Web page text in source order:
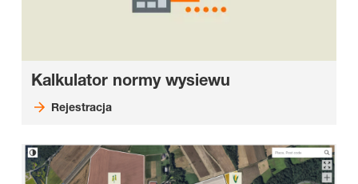
Kalkulator normy wysiewu
Rejestracja